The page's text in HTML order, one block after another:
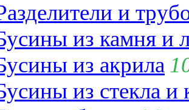
и
из камня и
из акрила
из стекла и